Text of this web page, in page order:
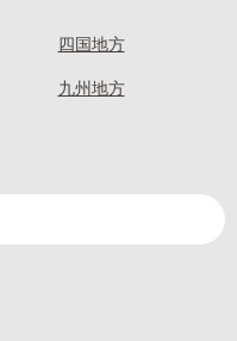
四国地方
九州地方